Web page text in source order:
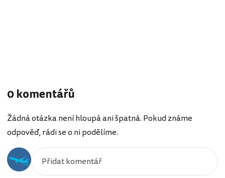
0 komentářů
Žádná otázka není hloupá ani špatná. Pokud známe
odpověď, rádi se o ni podělíme.